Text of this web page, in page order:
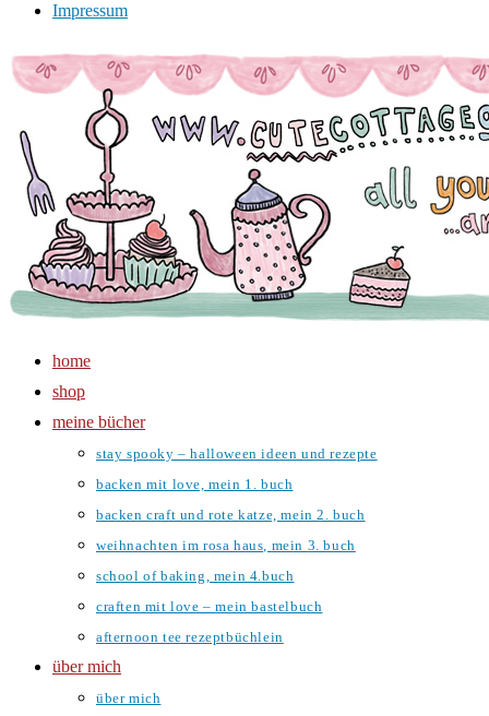
Impressum
Zum
Inhalt
home
shop
meine bücher
stay spooky – halloween ideen und rezepte
backen mit love, mein 1. buch
backen craft und rote katze, mein 2. buch
weihnachten im rosa haus, mein 3. buch
school of baking, mein 4.buch
craften mit love – mein bastelbuch
afternoon tee rezeptbüchlein
über mich
über mich